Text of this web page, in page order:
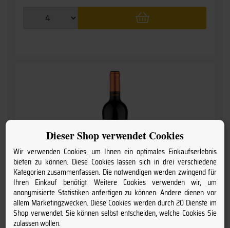
2021 Ribera del Duero
Dieser Shop verwendet Cookies
Wir verwenden Cookies, um Ihnen ein optimales Einkaufserlebnis
bieten zu können. Diese Cookies lassen sich in drei verschiedene
Kategorien zusammenfassen. Die notwendigen werden zwingend für
Ihren Einkauf benötigt. Weitere Cookies verwenden wir, um
anonymisierte Statistiken anfertigen zu können. Andere dienen vor
allem Marketingzwecken. Diese Cookies werden durch 20 Dienste im
Shop verwendet. Sie können selbst entscheiden, welche Cookies Sie
zulassen wollen.